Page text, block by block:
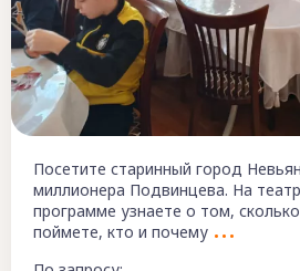
Посетите старинный город
миллионера Подвинцева. На
программе узнаете о том,
поймете, кто и почему